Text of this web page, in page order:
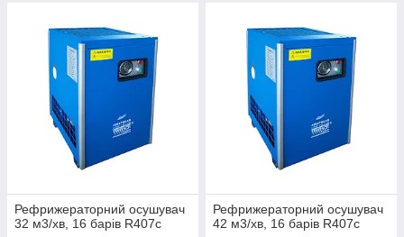
Рефрижераторний осушувач
32 м3/хв, 16 барів R407c
Рефрижераторний осушувач
42 м3/хв, 16 барів R407c